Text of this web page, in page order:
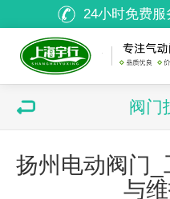
24小时免费服
阀门
扬州电动阀门
与